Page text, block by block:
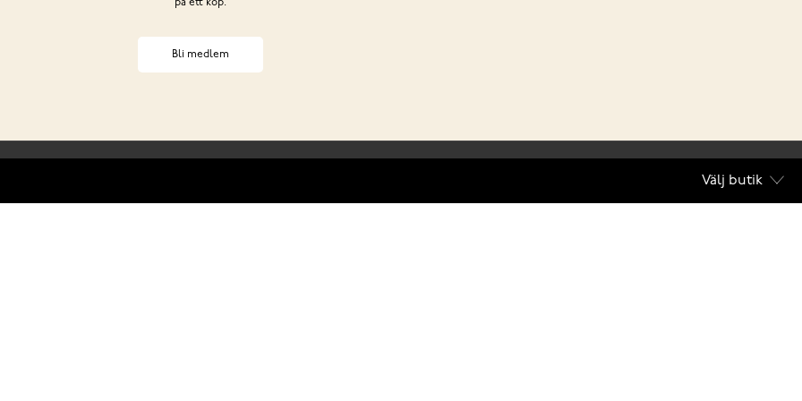
på ett köp.
Bli medlem
Välj butik